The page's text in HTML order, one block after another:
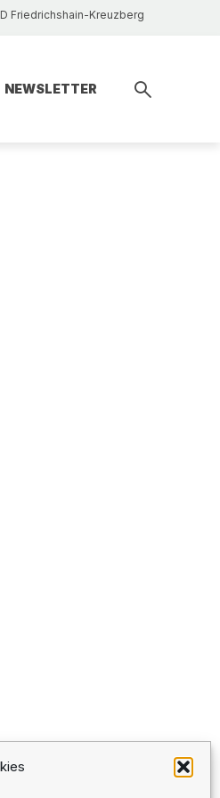
Friedrichshain-Kreuzberg
NEWSLETTER